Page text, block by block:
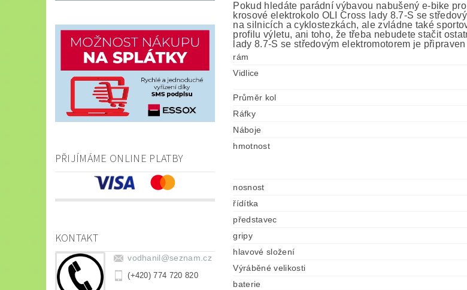
PŘIJÍMÁME ONLINE PLATBY
KONTAKT
vodhanil@seznam.cz
(+420) 774 720 820
Pokud hledáte parádní výbavou nabušený e-bike
krosové elektrokolo OLI Cross lady 8.7-S se
na silnicích a cyklostezkách, ale zvládne také
profilu výletu, ani toho, že třeba nebudete stačit
lady 8.7-S se středovým elektromotorem je
rám
Vidlice
Průměr kol
Ráfky
Náboje
hmotnost
nosnost
řídítka
představec
gripy
hlavové složení
Výráběné velikosti
baterie